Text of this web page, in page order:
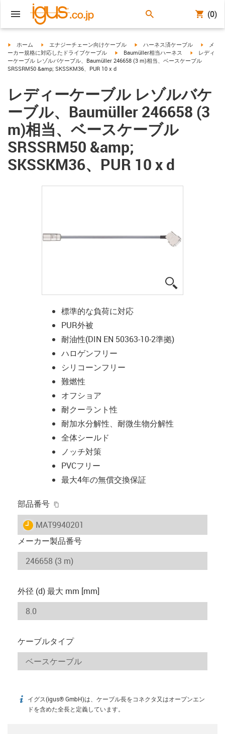
(0)
igus-icon-arrow-right
ホーム igus-icon-arrow-right
エナジーチェーン向けケーブル igus-icon-arrow-right
ハーネス済ケーブル igus-
メ
ーカー規格に対応したドライブケーブル
igus-icon-arrow-right
Baumüller相当ハーネス igus-icon-
レディ
ーケーブル レゾルバケーブル、Baumüller 246658 (3 m)相当、ベースケーブル
SRSSRM50 &amp; SKSSKM36、PUR 10 x d
レディーケーブル レゾルバケ
ーブル、Baumüller 246658 (3
m)相当、ベースケーブル
SRSSRM50 &amp;
SKSSKM36、PUR 10 x d
標準的な負荷に対応
PUR外被
耐油性(DIN EN 50363-10-2準拠)
ハロゲンフリー
シリコーンフリー
難燃性
オフショア
耐クーラント性
耐加水分解性、耐微生物分解性
全体シールド
ノッチ対策
PVCフリー
最大4年の無償交換保証
部品番号
igus-icon-lieferzeit
MAT9940201
メーカー製品番号
外径 (d) 最大 mm [mm]
ケーブルタイプ
igus-icon-info
イグス(igus® GmbH)は、ケーブル長をコネクタ又はオープンエン
ドを含めた全長と定義しています。